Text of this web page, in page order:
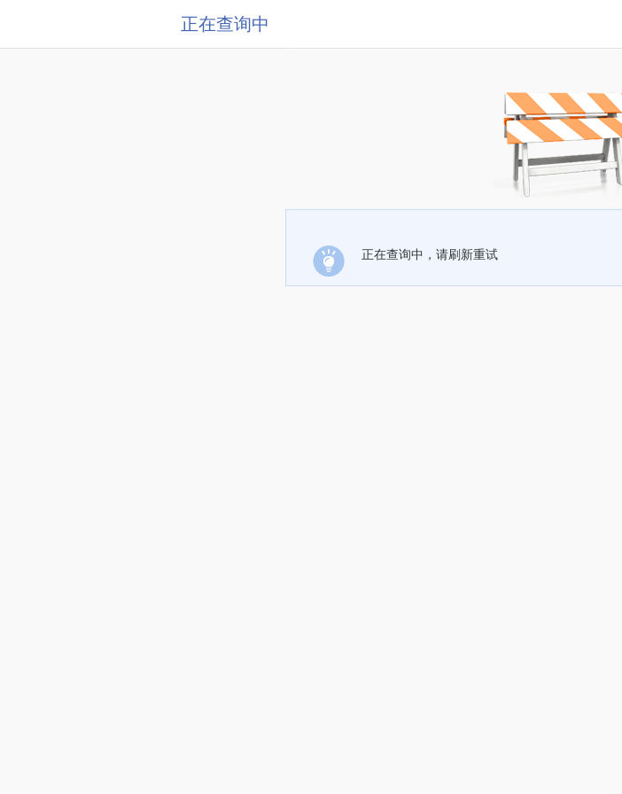
正在查询中
正在查询中，请刷新重试